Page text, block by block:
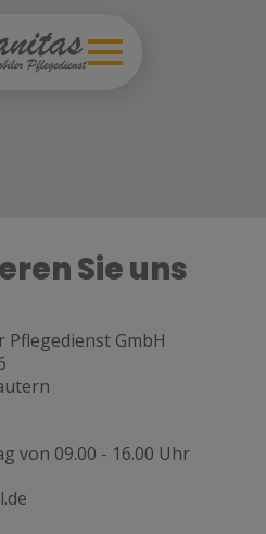
Sie uns
Pflegedienst GmbH
von 09.00 - 16.00 Uhr